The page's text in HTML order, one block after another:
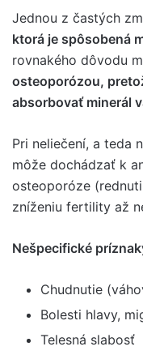
Jednou z častých
ktorá je spôsobená
rovnakého dôvodu
osteoporózou,
absorbovať minerál
Pri neliečení, a teda
môže dochádzať k
osteoporóze
zníženiu fertility až
Nešpecifické
Chudnutie
Bolesti hlavy,
Telesná slabosť